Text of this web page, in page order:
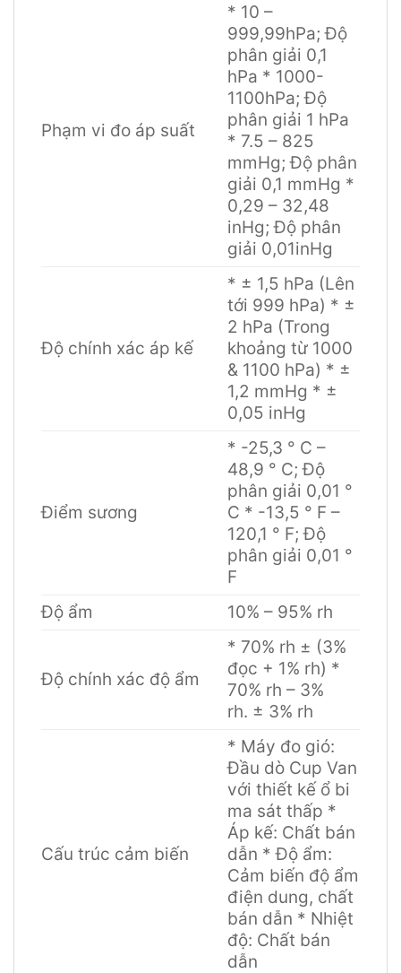
Phạm vi đo áp suất
* 10 –
999,99hPa; Độ
phân giải 0,1
hPa * 1000-
1100hPa; Độ
phân giải 1 hPa
* 7.5 – 825
mmHg; Độ phân
giải 0,1 mmHg *
0,29 – 32,48
inHg; Độ phân
giải 0,01inHg
Độ chính xác áp kế
* ± 1,5 hPa (Lên
tới 999 hPa) * ±
2 hPa (Trong
khoảng từ 1000
& 1100 hPa) * ±
1,2 mmHg * ±
0,05 inHg
Điểm sương
* -25,3 ° C –
48,9 ° C; Độ
phân giải 0,01 °
C * -13,5 ° F –
120,1 ° F; Độ
phân giải 0,01 °
F
Độ ẩm
10% – 95% rh
Độ chính xác độ ẩm
* 70% rh ± (3%
đọc + 1% rh) *
70% rh – 3%
rh. ± 3% rh
Cấu trúc cảm biến
* Máy đo gió:
Đầu dò Cup Van
với thiết kế ổ bi
ma sát thấp *
Áp kế: Chất bán
dẫn * Độ ẩm:
Cảm biến độ ẩm
điện dung, chất
bán dẫn * Nhiệt
độ: Chất bán
dẫn